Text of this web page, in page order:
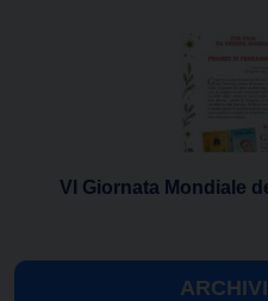
VI Giornata Mondiale